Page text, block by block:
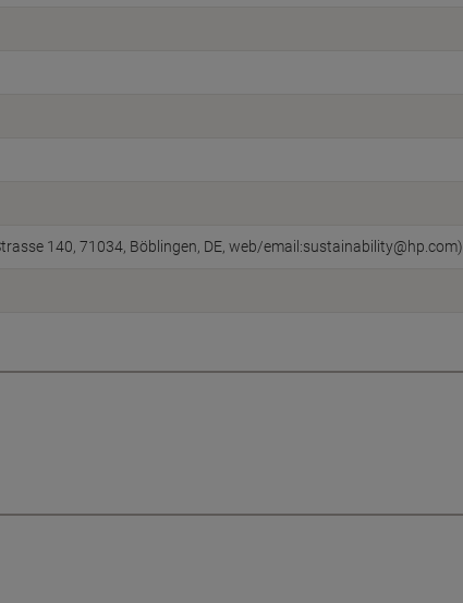
140, 71034, Böblingen, DE, web/email:sustainability@hp.com)